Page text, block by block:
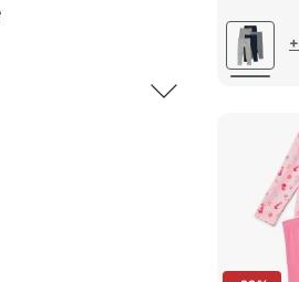
86/92
134/140